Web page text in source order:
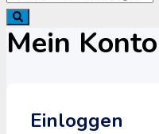
Mein Konto
Einloggen